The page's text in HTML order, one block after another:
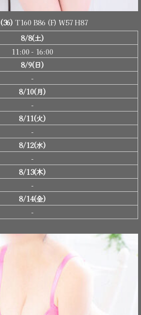
(36) T160 B86 (F) W57 H87
8/8(土)
11:00 - 16:00
8/9(日)
-
8/10(月)
-
8/11(火)
-
8/12(水)
-
8/13(木)
-
8/14(金)
-